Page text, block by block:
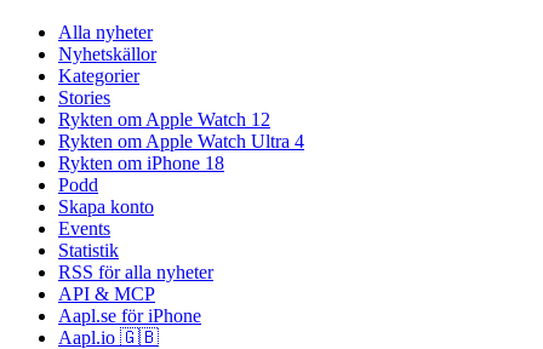
Alla nyheter
Nyhetskällor
Kategorier
Stories
Rykten om Apple Watch 12
Rykten om Apple Watch Ultra 4
Rykten om iPhone 18
Podd
Skapa konto
Events
Statistik
RSS för alla nyheter
API & MCP
Aapl.se för iPhone
Aapl.io 🇬🇧